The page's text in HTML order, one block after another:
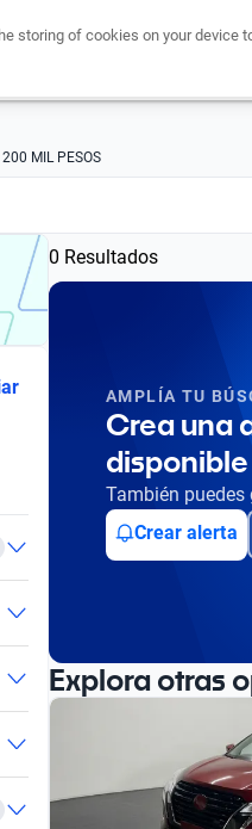
MIL PESOS
0 Resultados
AMPLÍA TU
Crea una
disponible
También
Crear alerta
Explora otras
storing of cookies on your device